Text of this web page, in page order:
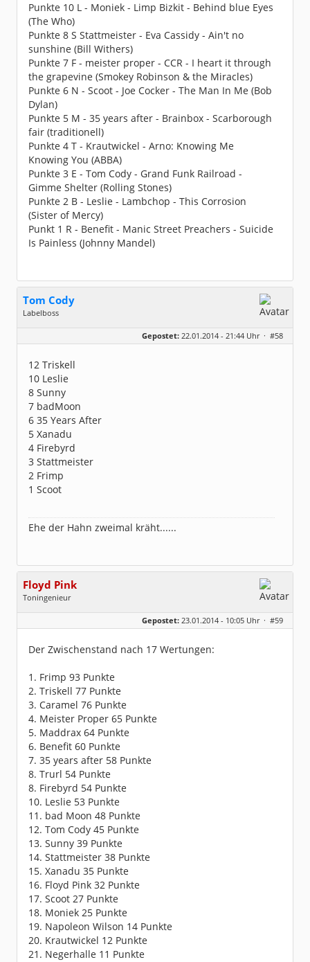
Punkte 10 L - Moniek - Limp Bizkit - Behind blue Eyes
(The Who)
Punkte 8 S Stattmeister - Eva Cassidy - Ain't no
sunshine (Bill Withers)
Punkte 7 F - meister proper - CCR - I heart it through
the grapevine (Smokey Robinson & the Miracles)
Punkte 6 N - Scoot - Joe Cocker - The Man In Me (Bob
Dylan)
Punkte 5 M - 35 years after - Brainbox - Scarborough
fair (traditionell)
Punkte 4 T - Krautwickel - Arno: Knowing Me
Knowing You (ABBA)
Punkte 3 E - Tom Cody - Grand Funk Railroad -
Gimme Shelter (Rolling Stones)
Punkte 2 B - Leslie - Lambchop - This Corrosion
(Sister of Mercy)
Punkt 1 R - Benefit - Manic Street Preachers - Suicide
Is Painless (Johnny Mandel)
Tom Cody
Labelboss
Alter:
70
Dabei seit:
Gepostet: 22.01.2014 - 21:44 Uhr · #58
12 Triskell
10 Leslie
8 Sunny
7 badMoon
6 35 Years After
5 Xanadu
4 Firebyrd
3 Stattmeister
2 Frimp
1 Scoot
Ehe der Hahn zweimal kräht......
Floyd Pink
Toningenieur
Geschlecht:
keine Angabe
Beiträge:
7827
Gepostet: 23.01.2014 - 10:05 Uhr · #59
Der Zwischenstand nach 17 Wertungen:
1. Frimp 93 Punkte
2. Triskell 77 Punkte
3. Caramel 76 Punkte
4. Meister Proper 65 Punkte
5. Maddrax 64 Punkte
6. Benefit 60 Punkte
7. 35 years after 58 Punkte
8. Trurl 54 Punkte
8. Firebyrd 54 Punkte
10. Leslie 53 Punkte
11. bad Moon 48 Punkte
12. Tom Cody 45 Punkte
13. Sunny 39 Punkte
14. Stattmeister 38 Punkte
15. Xanadu 35 Punkte
16. Floyd Pink 32 Punkte
17. Scoot 27 Punkte
18. Moniek 25 Punkte
19. Napoleon Wilson 14 Punkte
20. Krautwickel 12 Punkte
21. Negerhalle 11 Punkte